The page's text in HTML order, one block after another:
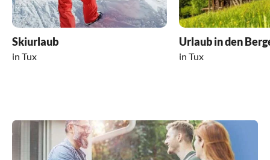
Skiurlaub
in Tux
Urlaub in den
in Tux